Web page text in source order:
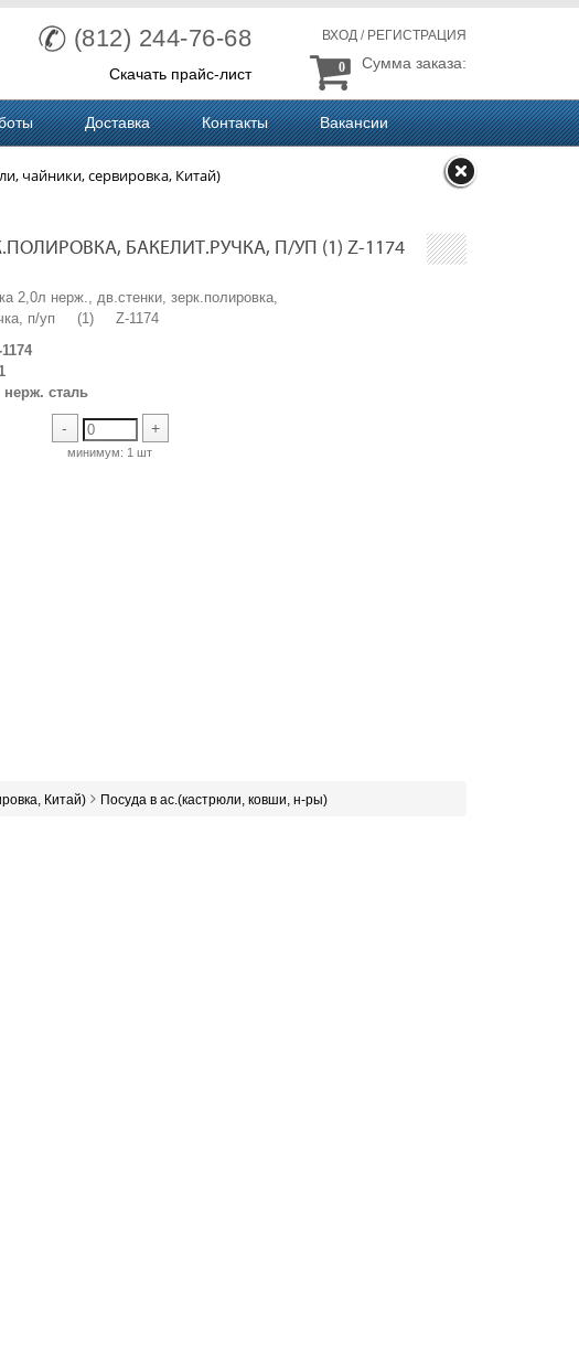
(812) 244-76-68
Скачать прайс-лист
ВХОД / РЕГИСТРАЦИЯ
Сумма заказа:
0
Доставка Контакты Вакансии
чайники, сервировка, Китай)
БАКЕЛИТ.РУЧКА, П/УП (1) Z-1174
2,0л нерж., дв.стенки, зерк.полировка,
п/уп (1) Z-1174
нерж. сталь
- +
минимум: 1 шт
Китай) Посуда в ас.(кастрюли, ковши, н-ры)